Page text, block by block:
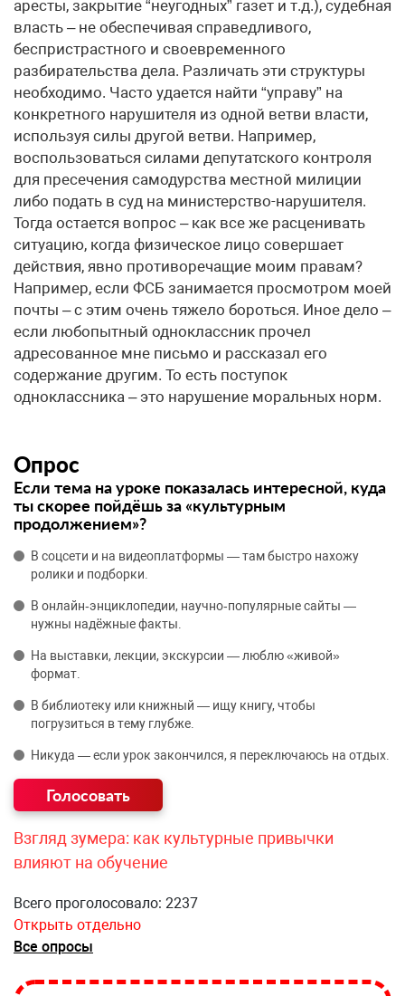
аресты, закрытие “неугодных” газет и т.д.), судебная
власть – не обеспечивая справедливого,
беспристрастного и своевременного
разбирательства дела. Различать эти структуры
необходимо. Часто удается найти “управу” на
конкретного нарушителя из одной ветви власти,
используя силы другой ветви. Например,
воспользоваться силами депутатского контроля
для пресечения самодурства местной милиции
либо подать в суд на министерство-нарушителя.
Тогда остается вопрос – как все же расценивать
ситуацию, когда физическое лицо совершает
действия, явно противоречащие моим правам?
Например, если ФСБ занимается просмотром моей
почты – с этим очень тяжело бороться. Иное дело –
если любопытный одноклассник прочел
адресованное мне письмо и рассказал его
содержание другим. То есть поступок
одноклассника – это нарушение моральных норм.
Опрос
Если тема на уроке показалась интересной, куда
ты скорее пойдёшь за «культурным
продолжением»?
В соцсети и на видеоплатформы — там быстро нахожу
ролики и подборки.
В онлайн‑энциклопедии, научно‑популярные сайты —
нужны надёжные факты.
На выставки, лекции, экскурсии — люблю «живой»
формат.
В библиотеку или книжный — ищу книгу, чтобы
погрузиться в тему глубже.
Никуда — если урок закончился, я переключаюсь на отдых.
Взгляд зумера: как культурные привычки
влияют на обучение
Всего проголосовало: 2237
Открыть отдельно
Все опросы